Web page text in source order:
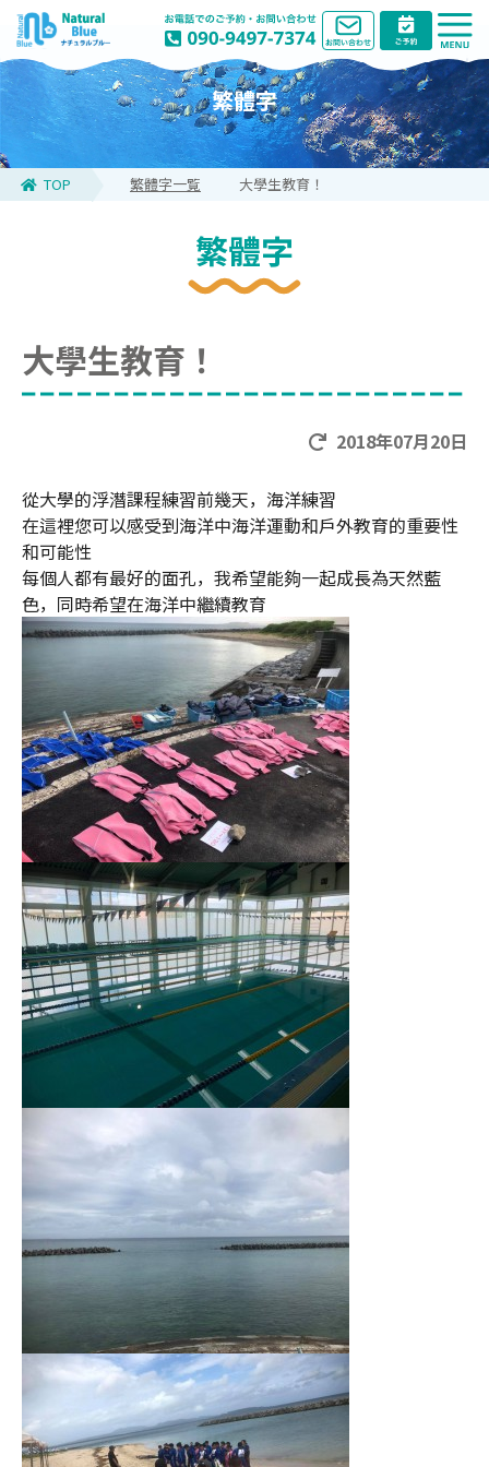
繁體字
TOP 繁體字一覧 大學生教育！
繁體字
大學生教育！
2018年07月20日
從大學的浮潛課程練習前幾天，海洋練習
在這裡您可以感受到海洋中海洋運動和戶外教育的重要性
和可能性
每個人都有最好的面孔，我希望能夠一起成長為天然藍
色，同時希望在海洋中繼續教育